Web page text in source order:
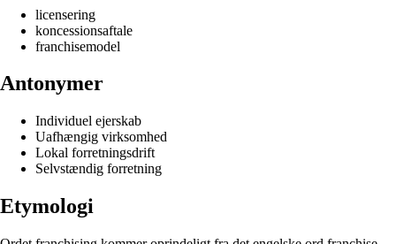
licensering
koncessionsaftale
franchisemodel
Antonymer
Individuel ejerskab
Uafhængig virksomhed
Lokal forretningsdrift
Selvstændig forretning
Etymologi